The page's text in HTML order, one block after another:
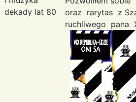
dekady lat 80
oraz rarytas z
ruchliwego pana